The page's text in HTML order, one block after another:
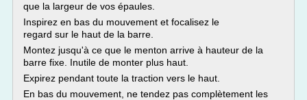
que la largeur de vos épaules.
Inspirez en bas du mouvement et focalisez le
regard sur le haut de la barre.
Montez jusqu'à ce que le menton arrive à hauteur de la
barre fixe. Inutile de monter plus haut.
Expirez pendant toute la traction vers le haut.
En bas du mouvement, ne tendez pas complètement les